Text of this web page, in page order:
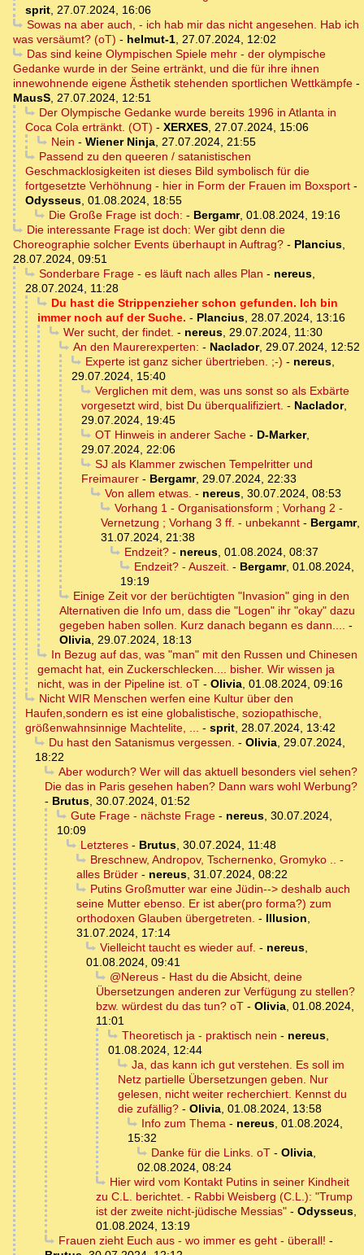
sprit, 27.07.2024, 16:06
Sowas na aber auch, - ich hab mir das nicht angesehen. Hab ich
was versäumt? (oT) - helmut-1, 27.07.2024, 12:02
Das sind keine Olympischen Spiele mehr - der olympische
Gedanke wurde in der Seine ertränkt, und die für ihre ihnen
innewohnende eigene Ästhetik stehenden sportlichen Wettkämpfe -
MausS, 27.07.2024, 12:51
Der Olympische Gedanke wurde bereits 1996 in Atlanta in
Coca Cola ertränkt. (OT) - XERXES, 27.07.2024, 15:06
Nein - Wiener Ninja, 27.07.2024, 21:55
Passend zu den queeren / satanistischen
Geschmacklosigkeiten ist dieses Bild symbolisch für die
fortgesetzte Verhöhnung - hier in Form der Frauen im Boxsport -
Odysseus, 01.08.2024, 18:55
Die Große Frage ist doch: - Bergamr, 01.08.2024, 19:16
Die interessante Frage ist doch: Wer gibt denn die
Choreographie solcher Events überhaupt in Auftrag? - Plancius,
28.07.2024, 09:51
Sonderbare Frage - es läuft nach alles Plan - nereus,
28.07.2024, 11:28
Du hast die Strippenzieher schon gefunden. Ich bin
immer noch auf der Suche. - Plancius, 28.07.2024, 13:16
Wer sucht, der findet. - nereus, 29.07.2024, 11:30
An den Maurerexperten: - Naclador, 29.07.2024, 12:52
Experte ist ganz sicher übertrieben. ;-) - nereus,
29.07.2024, 15:40
Verglichen mit dem, was uns sonst so als Exbärte
vorgesetzt wird, bist Du überqualifiziert. - Naclador,
29.07.2024, 19:45
OT Hinweis in anderer Sache- D-Marker,
29.07.2024, 22:06
SJ als Klammer zwischen Tempelritter und
Freimaurer - Bergamr, 29.07.2024, 22:33
Von allem etwas. - nereus, 30.07.2024, 08:53
Vorhang 1 - Organisationsform ; Vorhang 2 -
Vernetzung ; Vorhang 3 ff. - unbekannt - Bergamr,
31.07.2024, 21:38
Endzeit?- nereus, 01.08.2024, 08:37
Endzeit? - Auszeit. - Bergamr, 01.08.2024,
19:19
Einige Zeit vor der berüchtigten "Invasion" ging in den
Alternativen die Info um, dass die "Logen" ihr "okay" dazu
gegeben haben sollen. Kurz danach begann es dann.... -
Olivia, 29.07.2024, 18:13
In Bezug auf das, was "man" mit den Russen und Chinesen
gemacht hat, ein Zuckerschlecken.... bisher. Wir wissen ja
nicht, was in der Pipeline ist. oT - Olivia, 01.08.2024, 09:16
Nicht WIR Menschen werfen eine Kultur über den
Haufen,sondern es ist eine globalistische, soziopathische,
größenwahnsinnige Machtelite, ... - sprit, 28.07.2024, 13:42
Du hast den Satanismus vergessen. - Olivia, 29.07.2024,
18:22
Aber wodurch? Wer will das aktuell besonders viel sehen?
Die das in Paris gesehen haben? Dann wars wohl Werbung?
- Brutus, 30.07.2024, 01:52
Gute Frage - nächste Frage- nereus, 30.07.2024,
10:09
Letzteres- Brutus, 30.07.2024, 11:48
Breschnew, Andropov, Tschernenko, Gromyko .. -
alles Brüder - nereus, 31.07.2024, 08:22
Putins Großmutter war eine Jüdin--> deshalb auch
seine Mutter ebenso. Er ist aber(pro forma?) zum
orthodoxen Glauben übergetreten. - Illusion,
31.07.2024, 17:14
Vielleicht taucht es wieder auf. - nereus,
01.08.2024, 09:41
@Nereus - Hast du die Absicht, deine
Übersetzungen anderen zur Verfügung zu stellen?
bzw. würdest du das tun? oT - Olivia, 01.08.2024,
11:01
Theoretisch ja - praktisch nein - nereus,
01.08.2024, 12:44
Ja, das kann ich gut verstehen. Es soll im
Netz partielle Übersetzungen geben. Nur
gelesen, nicht weiter recherchiert. Kennst du
die zufällig? - Olivia, 01.08.2024, 13:58
Info zum Thema- nereus, 01.08.2024,
15:32
Danke für die Links. oT- Olivia,
02.08.2024, 08:24
Hier wird vom Kontakt Putins in seiner Kindheit
zu C.L. berichtet. - Rabbi Weisberg (C.L.): "Trump
ist der zweite nicht-jüdische Messias" - Odysseus,
01.08.2024, 13:19
Frauen zieht Euch aus - wo immer es geht - überall! -